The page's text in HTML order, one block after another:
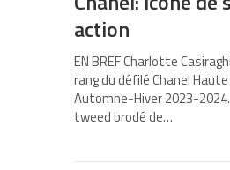
action
EN BREF Charlotte
rang du défilé Chanel
Automne-Hiver 2023-
tweed brodé de…